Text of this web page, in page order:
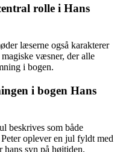
rolle i Hans
læserne også karakterer
væsner, der alle
i bogen.
i bogen Hans
beskrives som både
oplever en jul fyldt med
hans syn på højtiden.